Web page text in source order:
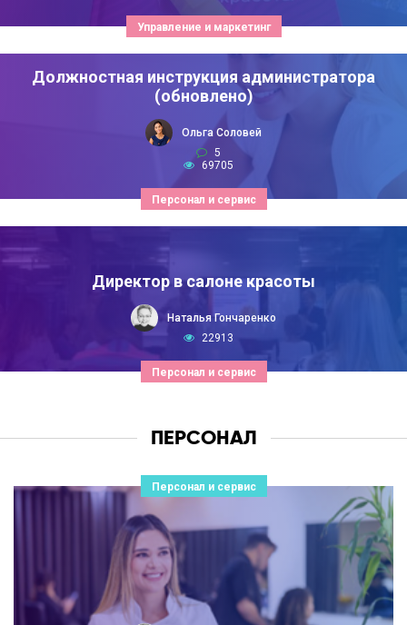
Управление и маркетинг
Персонал и сервис
Должностная инструкция администратора
(обновлено)
Ольга Соловей
5
69705
Персонал и сервис
Директор в салоне красоты
Наталья Гончаренко
22913
ПЕРСОНАЛ
Персонал и сервис